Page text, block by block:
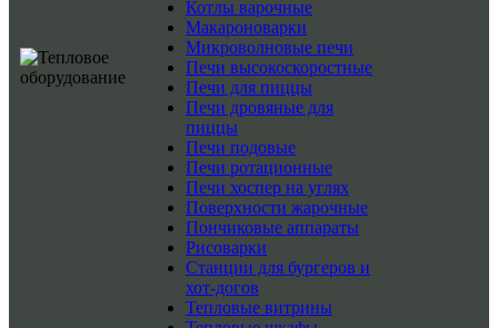
Котлы варочные
Макароноварки
Микроволновые печи
Печи высокоскоростные
Печи для пиццы
Печи дровяные для
пиццы
Печи подовые
Печи ротационные
Печи хоспер на углях
Поверхности жарочные
Пончиковые аппараты
Рисоварки
Станции для бургеров и
хот-догов
Тепловые витрины